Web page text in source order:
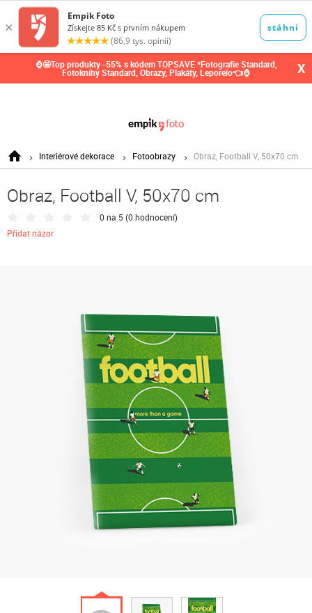
⌚🤩Top produkty -55% s kódem TOPSAVE *Fotografie Standard,
Fotoknihy Standard, Obrazy, Plakáty, Leporelo👈⌚ X
Interiérové dekorace Fotoobrazy Obraz, Football V, 50x70 cm
Obraz, Football V, 50x70 cm
0 na 5 (0 hodnocení)
Přidat názor